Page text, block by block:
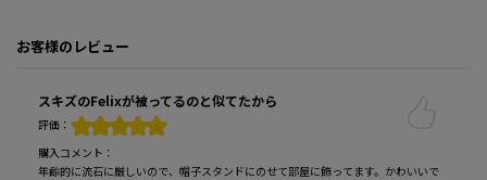
お客様のレビュー
スキズのFelixが被ってるのと似てたから
評価：
購入コメント：
年齢的に流石に厳しいので、帽子スタンドにのせて部屋に飾ってます。かわいいで